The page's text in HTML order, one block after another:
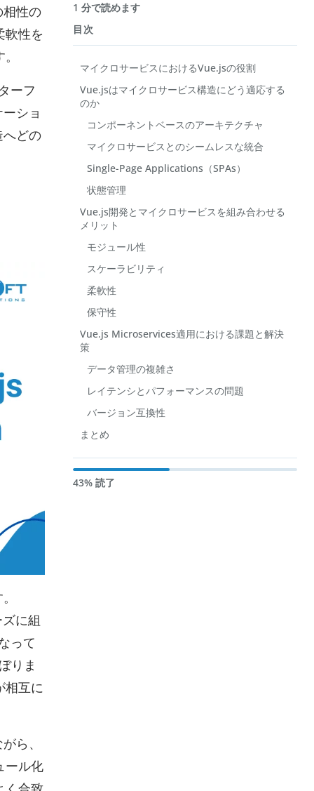
性の
軟性を
ーフ
ショ
どの
に組
って
りま
相互に
ら、
ール化
1 分で読めます
目次
マイクロサービスにおけるVue.jsの役割
Vue.jsはマイクロサービス構造にどう適応する
のか
コンポーネントベースのアーキテクチャ
マイクロサービスとのシームレスな統合
Single-Page Applications（SPAs）
状態管理
Vue.js開発とマイクロサービスを組み合わせる
メリット
モジュール性
スケーラビリティ
柔軟性
保守性
Vue.js Microservices適用における課題と解決
策
データ管理の複雑さ
レイテンシとパフォーマンスの問題
バージョン互換性
まとめ
43% 読了